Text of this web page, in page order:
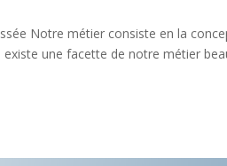
Notre métier consiste en la
existe une facette de notre métier